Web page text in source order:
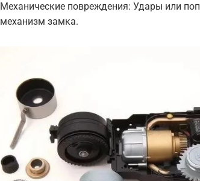
Механические повреждения: Удары или
механизм замка.